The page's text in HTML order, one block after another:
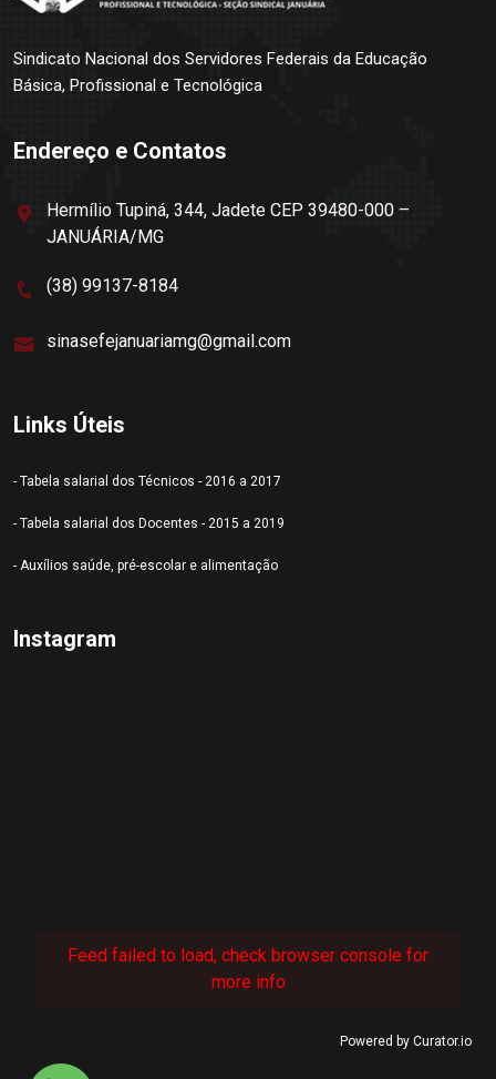
Sindicato Nacional dos Servidores Federais da Educação
Básica, Profissional e Tecnológica
Endereço e Contatos
Hermílio Tupiná, 344, Jadete CEP 39480-000 –
JANUÁRIA/MG
(38) 99137-8184
sinasefejanuariamg@gmail.com
Links Úteis
- Tabela salarial dos Técnicos - 2016 a 2017
- Tabela salarial dos Docentes - 2015 a 2019
- Auxílios saúde, pré-escolar e alimentação
Instagram
Feed failed to load, check browser console for
more info
Powered by Curator.io